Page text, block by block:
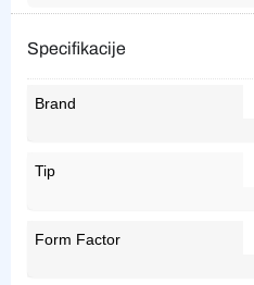
Specifikacije
Brand
Tip
Form Factor